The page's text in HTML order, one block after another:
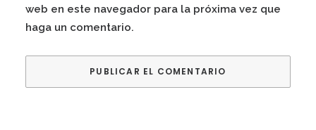
web en este navegador para la próxima vez que
haga un comentario.